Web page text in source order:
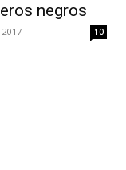
negros
10